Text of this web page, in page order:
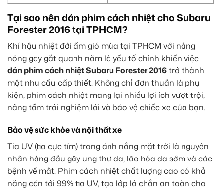
Tại sao nên dán phim cách nhiệt cho Subaru
Forester 2016 tại TPHCM?
Khí hậu nhiệt đới ẩm gió mùa tại TPHCM với nắng
nóng gay gắt quanh năm là yếu tố chính khiến việc
dán phim cách nhiệt Subaru Forester 2016trở thành
một nhu cầu cấp thiết. Không chỉ đơn thuần là phụ
kiện, phim cách nhiệt mang lại nhiều lợi ích vượt trội,
nâng tầm trải nghiệm lái và bảo vệ chiếc xe của bạn.
Bảo vệ sức khỏe và nội thất xe
Tia UV (tia cực tím) trong ánh nắng mặt trời là nguyên
nhân hàng đầu gây ung thư da, lão hóa da sớm và các
bệnh về mắt. Phim cách nhiệt chất lượng cao có khả
năng cản tới 99% tia UV, tạo lớp lá chắn an toàn cho